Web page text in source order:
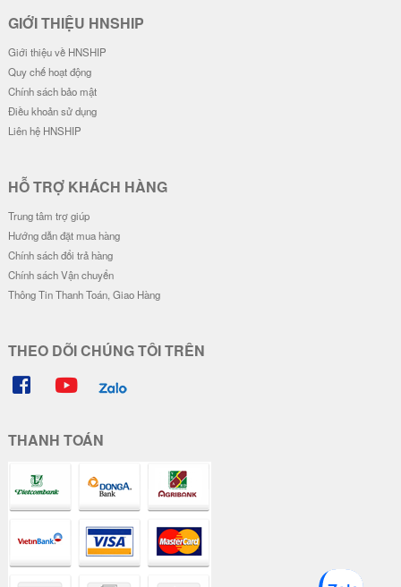
GIỚI THIỆU HNSHIP
Giới thiệu về HNSHIP
Quy chế hoạt động
Chính sách bảo mật
Điều khoản sử dụng
Liên hệ HNSHIP
HỖ TRỢ KHÁCH HÀNG
Trung tâm trợ giúp
Hướng dẫn đặt mua hàng
Chính sách đổi trả hàng
Chính sách Vận chuyển
Thông Tin Thanh Toán, Giao Hàng
THEO DÕI CHÚNG TÔI TRÊN
THANH TOÁN